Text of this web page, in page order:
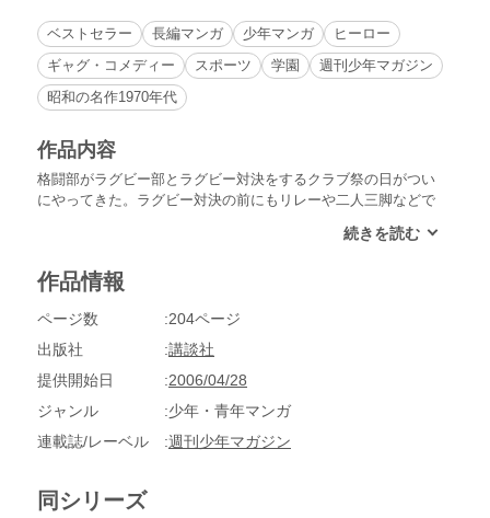
ベストセラー 長編マンガ 少年マンガ
ヒーロー
ギャグ・コメディー
スポーツ 学園
週刊少年マガジン
昭和の名作1970年代
作品内容
格闘部がラグビー部とラグビー対決をするクラブ祭の日がつい
にやってきた。ラグビー対決の前にもリレーや二人三脚などで
ラグビー対決のみ!!格闘部は、三四郎や他のスポーツでインタ
たして勝負の行方は…!?
作品情報
ページ数
204ページ
出版社
講談社
提供開始日
2006/04/28
ジャンル
少年・青年マンガ
連載誌/レーベル
週刊少年マガジン
同シリーズ